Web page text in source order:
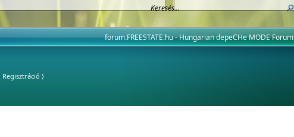
forum.FREESTATE.hu - Hungarian depeCHe MODE Forum
Regisztráció )